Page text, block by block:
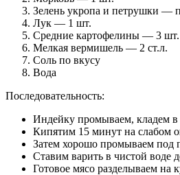
Зелень укропа и петрушки —
Лук — 1 шт.
Средние картофелины — 3 шт.
Мелкая вермишель — 2 ст.л.
Соль по вкусу
Вода
Последовательность:
Индейку промываем, кладем в
Кипятим 15 минут на слабом
Затем хорошо промываем под
Ставим варить в чистой воде
Готовое мясо разделываем на